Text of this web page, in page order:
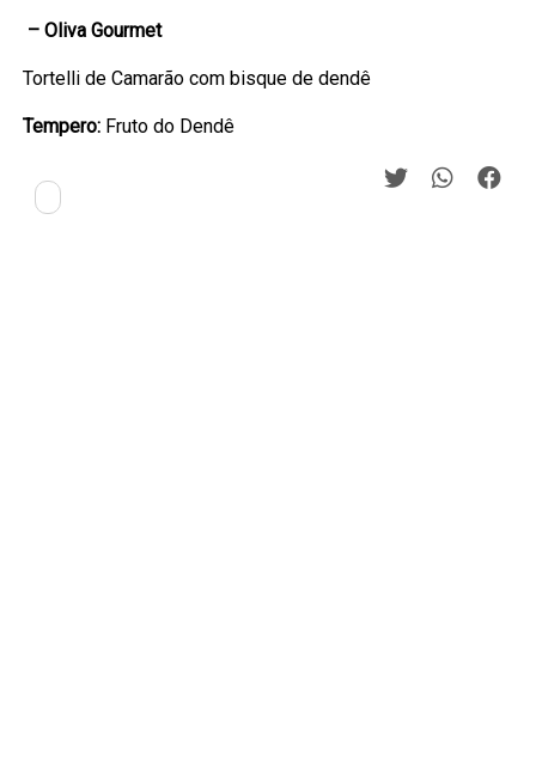
– Oliva Gourmet
Tortelli de Camarão com bisque de dendê
Tempero: Fruto do Dendê